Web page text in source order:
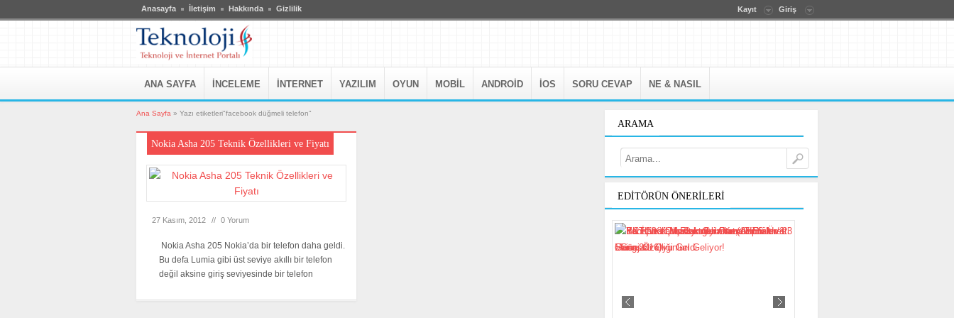
Anasayfa İletişim Hakkında Gizlilik Kayıt Giriş
ANA SAYFA İNCELEME İNTERNET YAZILIM OYUN MOBIL ANDROID IOS SORU CEVAP NE & NASIL
Ana Sayfa » Yazı etiketleri"facebook düğmeli telefon"
Nokia Asha 205 Teknik Özellikleri ve Fiyatı
27 Kasım, 2012 // 0 Yorum
Nokia Asha 205 Nokia’da bir telefon daha geldi.
Bu defa Lumia gibi üst seviye akıllı bir telefon
değil aksine giriş seviyesinde bir telefon
ARAMA
EDITÖRÜN ÖNERILERI